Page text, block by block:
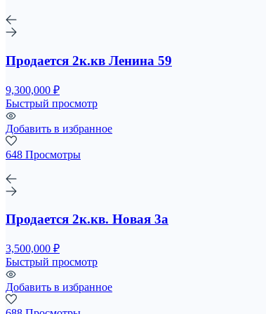
Продается 2к.кв Ленина 59
9,300,000 ₽
Быстрый просмотр
Добавить в избранное
648 Просмотры
Продается 2к.кв. Новая 3а
3,500,000 ₽
Быстрый просмотр
Добавить в избранное